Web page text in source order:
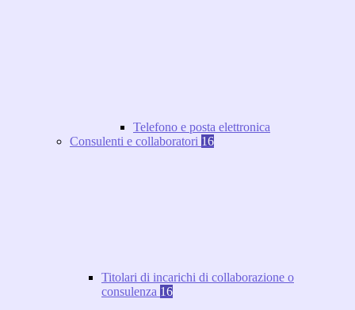
Telefono e posta elettronica
Consulenti e collaboratori 16
Titolari di incarichi di collaborazione o
consulenza 16